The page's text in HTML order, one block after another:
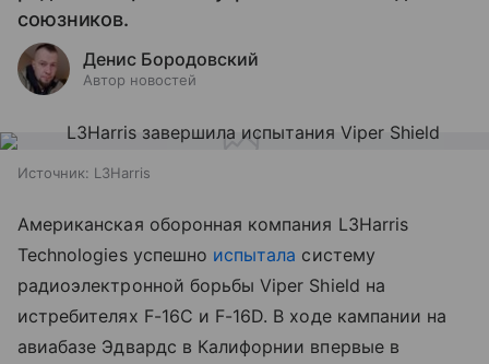
союзников.
Денис Бородовский
Автор новостей
Источник: L3Harris
Американская оборонная компания L3Harris
Technologies успешно испытала систему
радиоэлектронной борьбы Viper Shield на
истребителях F-16C и F-16D. В ходе кампании на
авиабазе Эдвардс в Калифорнии впервые в